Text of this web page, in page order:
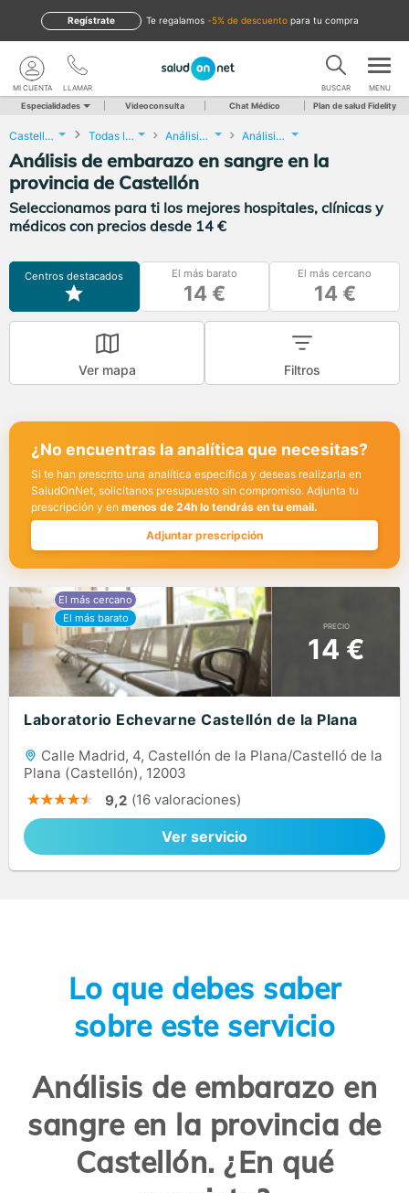
te regalamos -5% de descuento para tu compra
Regístrate
LLAMAR
MI CUENTA BUSCAR MENU
Especialidades Videoconsulta Chat Médico Plan de salud Fidelity
Castellón Todas las localidades Análisis Clínicos Análisis de embarazo en sangre
Análisis de embarazo en sangre en la
provincia de Castellón
Seleccionamos para ti los mejores hospitales, clínicas y
médicos con precios desde 14 €
Centros destacados El más barato
14 €
El más cercano
14 €
Ver mapa Filtros
¿No encuentras la analítica que necesitas?
Si te han prescrito una analítica específica y deseas realizarla en
SaludOnNet, solicítanos presupuesto sin compromiso. Adjunta tu
prescripción y en menos de 24h lo tendrás en tu email.
Adjuntar prescripción
PRECIO
14 €
Laboratorio Echevarne Castellón de la Plana
Calle Madrid, 4, Castellón de la Plana/Castelló de la
Plana (Castellón), 12003
9,2 (16 valoraciones)
Ver servicio
Lo que debes saber
sobre este servicio
Análisis de embarazo en
sangre en la provincia de
Castellón. ¿En qué